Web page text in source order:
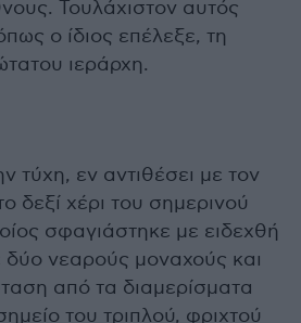
Τουλάχιστον αυτός
ο ίδιος επέλεξε, τη
ιεράρχη.
τύχη, εν αντιθέσει με τον
δεξί χέρι του σημερινού
σφαγιάστηκε με ειδεχθή
δύο νεαρούς μοναχούς και
από τα διαμερίσματα
του τριπλού, φριχτού